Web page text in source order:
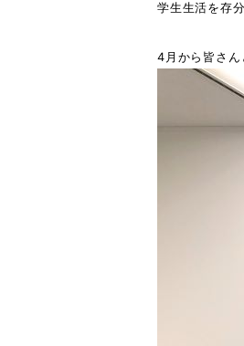
学生生活を存
4月から皆さん